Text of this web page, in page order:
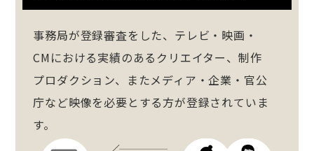
事務局が登録審査をした、テレビ・映画・
CMにおける実績のあるクリエイター、制作
プロダクション、またメディア・企業・官公
庁など映像を必要とする方が登録されていま
す。